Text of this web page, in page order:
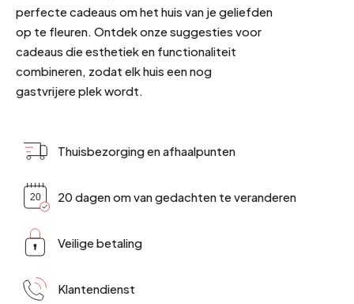
perfecte cadeaus om het huis van je geliefden
op te fleuren. Ontdek onze suggesties voor
cadeaus die esthetiek en functionaliteit
combineren, zodat elk huis een nog
gastvrijere plek wordt.
Thuisbezorging en afhaalpunten
20 dagen om van gedachten te veranderen
Veilige betaling
Klantendienst